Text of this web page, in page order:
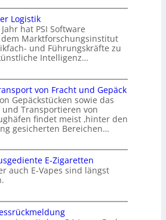
Logistik
hat PSI Software
Marktforschungsinstitut
und Führungskräfte zu
Intelligenz…
von Fracht und Gepäck
Gepäckstücken sowie das
Transportieren von
findet meist ‚hinter den
gesicherten Bereichen…
E-Zigaretten
auch E-Vapes sind längst